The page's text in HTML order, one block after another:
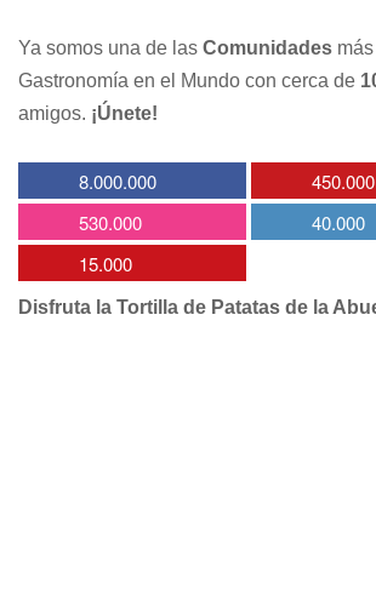
Ya somos una de las Comunidades
Gastronomía en el Mundo con cerca de
amigos. ¡Únete!
8.000.000
450.000
530.000
40.000
15.000
Disfruta la Tortilla de Patatas de la